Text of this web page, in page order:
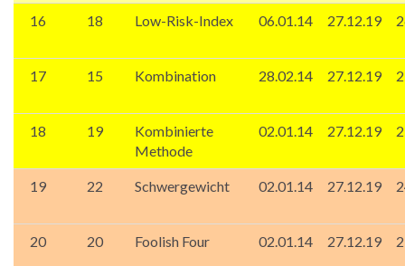
16 18 Low-Risk-Index 06.01.14 27.12.19
17 15 Kombination 28.02.14 27.12.19
18 19
Kombinierte
Methode
02.01.14 27.12.19
19 22 Schwergewicht 02.01.14 27.12.19
20 20 Foolish Four 02.01.14 27.12.19